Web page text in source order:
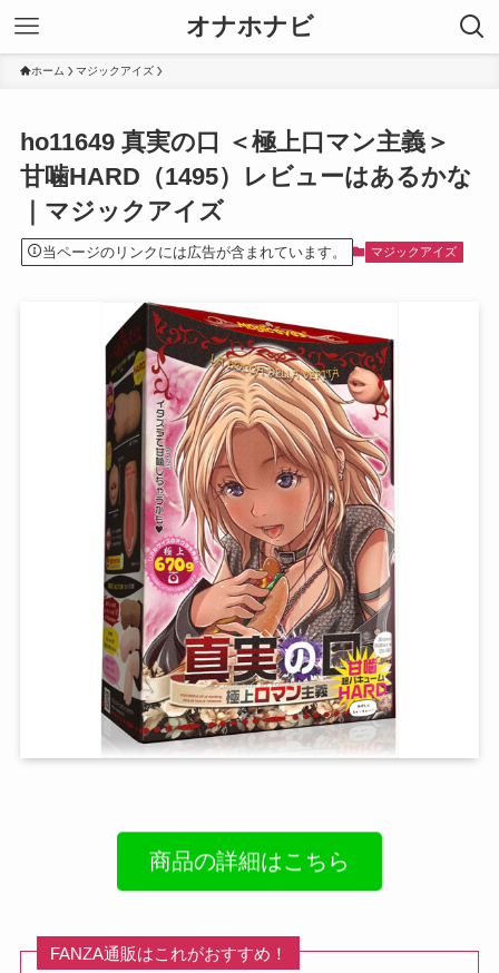
オナホナビ
ホーム マジックアイズ
ho11649 真実の口 ＜極上口マン主義＞
甘噛HARD（1495）レビューはあるかな
｜マジックアイズ
当ページのリンクには広告が含まれています。 マジックアイズ
商品の詳細はこちら
FANZA通販はこれがおすすめ！